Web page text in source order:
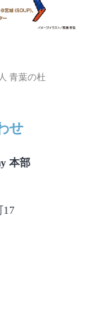
法人 青葉の杜
せ
本部
17